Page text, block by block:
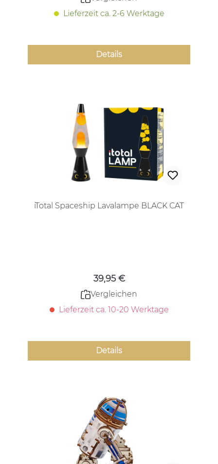
Lieferzeit ca. 2-6 Werktage
Details
iTotal Spaceship Lavalampe BLACK CAT
39,95 €
Vergleichen
Lieferzeit ca. 10-20 Werktage
Details